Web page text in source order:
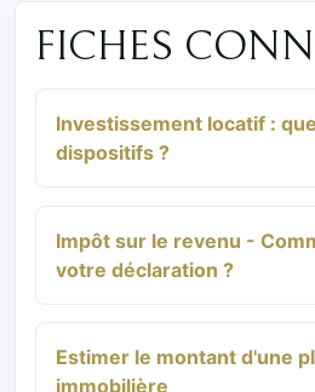
FICHES
Investissement locatif :
dispositifs ?
Impôt sur le revenu -
votre déclaration ?
Estimer le montant d'une
immobilière